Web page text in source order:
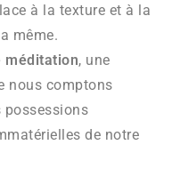
à la texture et à la
même.
méditation, une
nous comptons
possessions
de notre